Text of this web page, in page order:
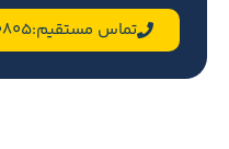
تماس مستقیم:09102520805